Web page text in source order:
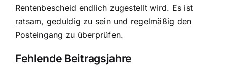
Rentenbescheid endlich zugestellt wird. Es ist
ratsam, geduldig zu sein und regelmäßig den
Posteingang zu überprüfen.
Fehlende Beitragsjahre